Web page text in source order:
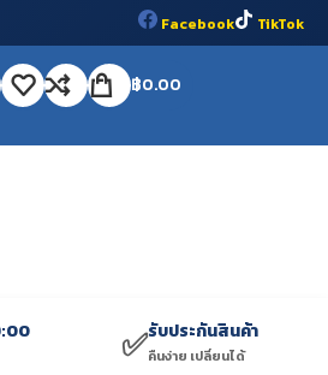
Facebook TikTok
409 เปิดทุกวัน
฿0.00
✅รับประกันสินค้า
คืนง่าย เปลี่ยนได้